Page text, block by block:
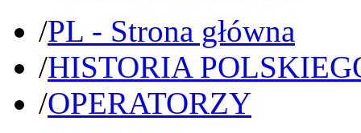
/PL - Strona główna
/HISTORIA
/OPERATORZY